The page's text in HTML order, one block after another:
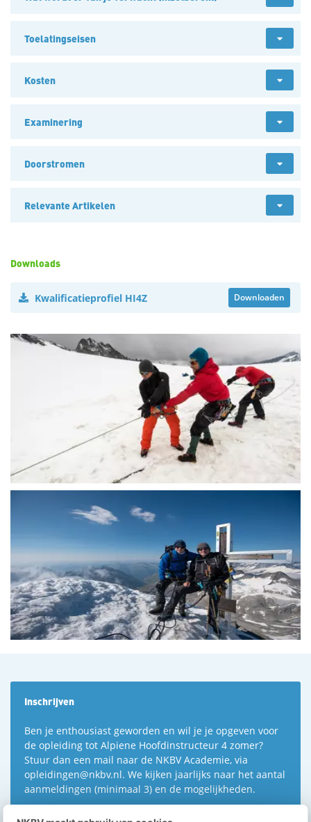
Toelatingseisen
Kosten
Examinering
Doorstromen
Relevante Artikelen
Downloads
Kwalificatieprofiel HI4Z Downloaden
Inschrijven
Ben je enthousiast geworden en wil je je opgeven voor
de opleiding tot Alpiene Hoofdinstructeur 4 zomer?
Stuur dan een mail naar de NKBV Academie, via
opleidingen@nkbv.nl. We kijken jaarlijks naar het aantal
aanmeldingen (minimaal 3) en de mogelijkheden.